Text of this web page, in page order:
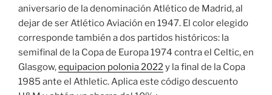
aniversario de la denominación Atlético de Madrid, al
dejar de ser Atlético Aviación en 1947. El color elegido
corresponde también a dos partidos históricos: la
semifinal de la Copa de Europa 1974 contra el Celtic, en
Glasgow,equipacion polonia 2022y la final de la Copa
1985 ante el Athletic. Aplica este código descuento